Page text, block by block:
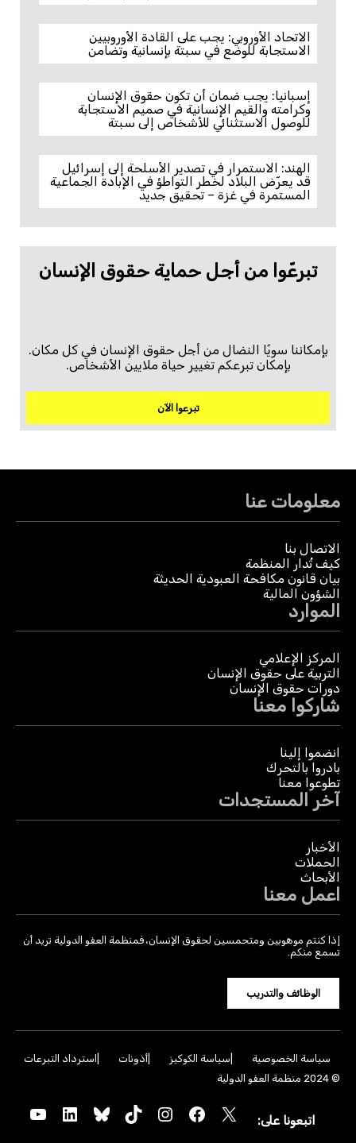
الاتحاد الأوروبي: يجب على القادة الأوروبيين
الاستجابة للوضع في سبتة بإنسانية وتضامن
إسبانيا: يجب ضمان أن تكون حقوق الإنسان
وكرامته والقيم الإنسانية في صميم الاستجابة
للوصول الاستثنائي للأشخاص إلى سبتة
الهند: الاستمرار في تصدير الأسلحة إلى إسرائيل
قد يعرّض البلاد لخطر التواطؤ في الإبادة الجماعية
المستمرة في غزة – تحقيق جديد
تبرعّوا من أجل حماية حقوق الإنسان
بإمكاننا سويًا النضال من أجل حقوق الإنسان في كل مكان.
بإمكان تبرعكم تغيير حياة ملايين الأشخاص.
تبرعوا الآن
معلومات عنا
الاتصال بنا
كيف تُدار المنظمة
بيان قانون مكافحة العبودية الحديثة
الشؤون المالية
الموارد
المركز الإعلامي
التربية على حقوق الإنسان
دورات حقوق الإنسان
شاركوا معنا
انضموا إلينا
بادروا بالتحرك
تطوعوا معنا
آخر المستجدات
الأخبار
الحملات
الأبحاث
اعمل معنا
إذا كنتم موهوبين ومتحمسين لحقوق الإنسان، فمنظمة العفو الدولية تريد أن
تسمع منكم.
الوظائف والتدريب
سياسة الخصوصية سياسة الكوكيز أذونات
استرداد التبرعات
© 2024 منظمة العفو الدولية
اتبعونا على: X
Facebook
Instagram
TikTok
Bluesky
LinkedIn
YouTube